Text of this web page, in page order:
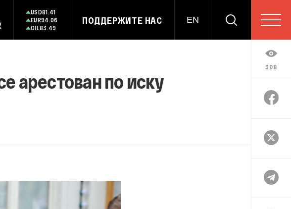
USD81.41
EUR94.06
OIL83.49
ПОДДЕРЖИТЕ НАС EN
308
арестован по иску